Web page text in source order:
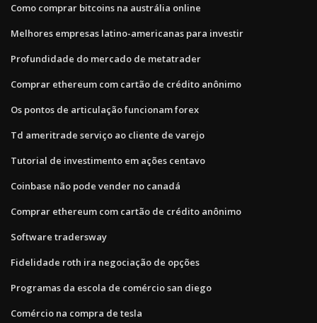
Como comprar bitcoins na austrália online
Melhores empresas latino-americanas para investir
Profundidade do mercado de metatrader
Comprar ethereum com cartão de crédito anônimo
Os pontos de articulação funcionam forex
Td ameritrade serviço ao cliente de varejo
Tutorial de investimento em ações centavo
Coinbase não pode vender no canadá
Comprar ethereum com cartão de crédito anônimo
Software tradersway
Fidelidade roth ira negociação de opções
Programas da escola de comércio san diego
Comércio na compra de tesla